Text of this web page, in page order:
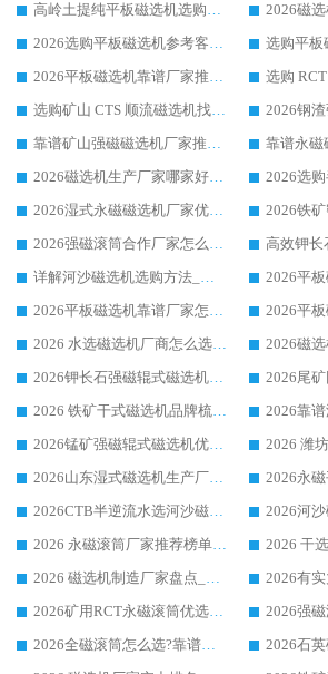
高岭土提纯平板磁选机选购指南，优选华体会手机网页版-华体会(中国) 靠谱生产厂家
2026选购平板磁选机参考客户真实体验，华体会手机网页版-华体会(中国) 厂家行业口碑排名前列
2026平板磁选机靠谱厂家推荐_ 华体会手机网页版-华体会(中国) 凭借良好口碑获得众多客户认可
选购矿山 CTS 顺流磁选机找实体厂家，华体会手机网页版-华体会(中国) 按需定制设备配套完善售后
靠谱矿山强磁磁选机厂家推荐 2026客户真实使用心得分享
2026磁选机生产厂家哪家好?众多客户使用体验分享华体会手机网页版-华体会(中国)
2026湿式永磁磁选机厂家优选华体会手机网页版-华体会(中国) _客户真实使用心得分享
2026强磁滚筒合作厂家怎么选-华体会手机网页版-华体会(中国) 行业优质供应商参考指南
详解河沙磁选机选购方法_除铁器品牌及华体会手机网页版-华体会(中国) 企业解析
2026平板磁选机靠谱厂家怎么选？华体会手机网页版-华体会(中国) 凭硬实力甄选合作品牌
2026 水选磁选机厂商怎么选 潍坊华体会手机网页版-华体会(中国) 技术实力强
2026钾长石强磁辊式磁选机厂家推荐_华体会手机网页版-华体会(中国) 强磁磁选机价格
2026 铁矿干式磁选机品牌梳理 华体会手机网页版-华体会(中国) 厂家甄选要点
2026锰矿强磁辊式磁选机优选品牌_华体会手机网页版-华体会(中国) 专业厂家值得选择
2026山东湿式磁选机生产厂家推荐：华体会手机网页版-华体会(中国) ，深耕磁电领域十余载
2026CTB半逆流水选河沙磁选机哪家好_华体会手机网页版-华体会(中国) _值得信赖
2026 永磁滚筒厂家推荐榜单：技术与实力双驱，华体会手机网页版-华体会(中国) 表现突出
2026 磁选机制造厂家盘点_华体会手机网页版-华体会(中国) _综合实力剖析
2026矿用RCT永磁滚筒优选厂家_华体会手机网页版-华体会(中国) 领衔靠谱品牌盘点
2026全磁滚筒怎么选?靠谱厂家推荐，口碑之选华体会手机网页版-华体会(中国)